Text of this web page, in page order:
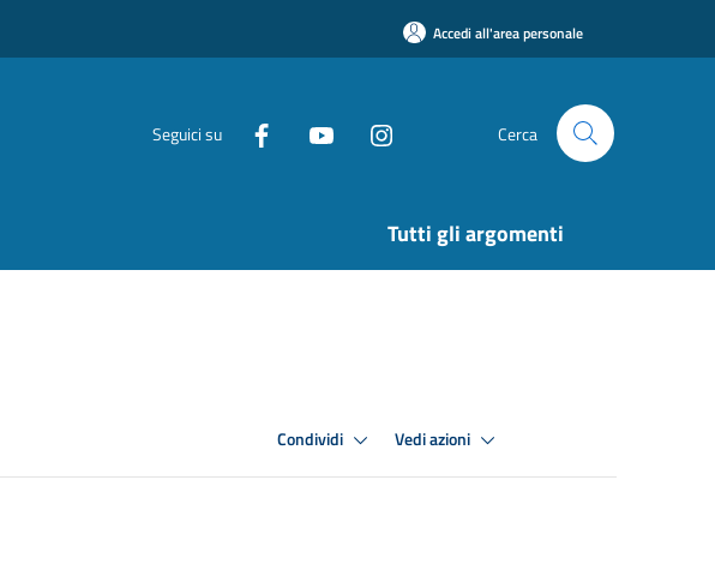
Accedi all'area personale
Seguici su Cerca
Tutti gli argomenti
Condividi Vedi azioni